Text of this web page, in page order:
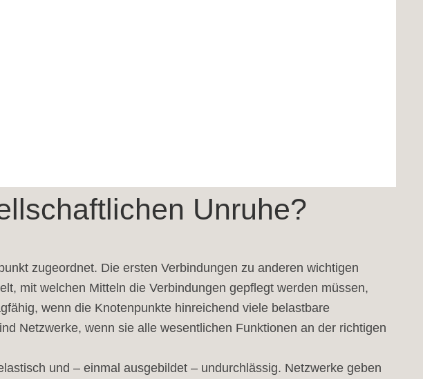
Unruhe?
zugeordnet. Die ersten Verbindungen zu anderen wichtigen
mit welchen Mitteln die Verbindungen gepflegt werden müssen,
wenn die Knotenpunkte hinreichend viele belastbare
Netzwerke, wenn sie alle wesentlichen Funktionen an der richtigen
und – einmal ausgebildet – undurchlässig. Netzwerke geben